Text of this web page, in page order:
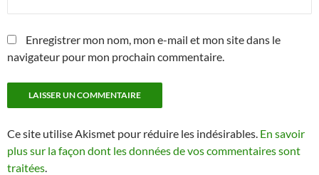
Enregistrer mon nom, mon e-mail et mon site dans le
navigateur pour mon prochain commentaire.
Ce site utilise Akismet pour réduire les indésirables. En savoir
plus sur la façon dont les données de vos commentaires sont
traitées.